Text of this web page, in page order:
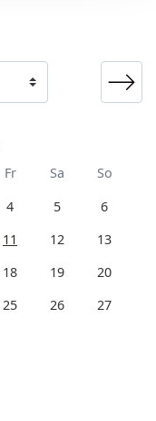
Fr Sa
So
4 5
6
11 12
13
18 19
20
25 26
27